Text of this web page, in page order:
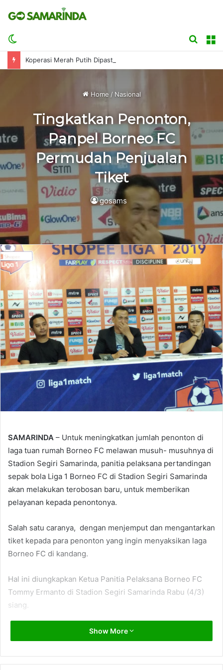
skin
Search
for
Koperasi Merah Putih Dipastikan Tak Bakal Matikan UMKM
Home / Nasional
Tingkatkan Penonton,
Panpel Borneo FC
Permudah Penjualan
Tiket
gosams
SAMARINDA – Untuk meningkatkan jumlah penonton di
laga tuan rumah Borneo FC melawan musuh- musuhnya di
Stadion Segiri Samarinda, panitia pelaksana pertandingan
sepak bola Liga 1 Borneo FC di Stadion Segiri Samarinda
akan melakukan terobosan baru, untuk memberikan
pelayanan kepada penontonya.
Salah satu caranya, dengan menjemput dan mengantarkan
tiket kepada para penonton yang ingin menyaksikan laga
Borneo FC di kandang.
Hal ini diungkapkan Ketua Panitia Pelaksana Borneo FC
Tommy Ermanto di Stadion Segiri Samarinda Rabu (4/3)
siang.
Tommy Ermanto mengaku bahwa kondisi Stadion Segiri
membuat para penontonenggandatang ke stadion.
Namun tahun ini, panitia telah melakukan berbagai
Show More